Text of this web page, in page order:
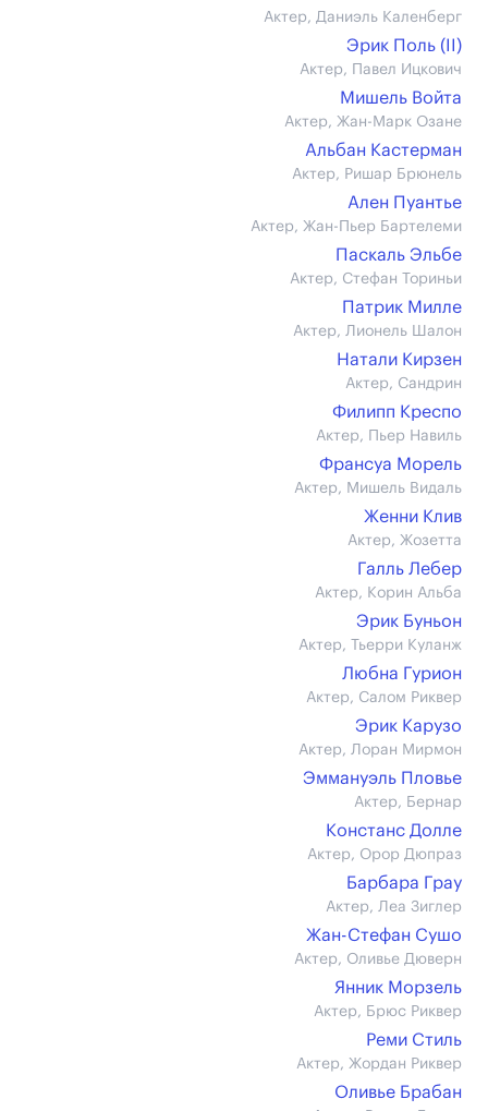
Актер, Даниэль Каленберг
Эрик Поль (II)
Актер, Павел Ицкович
Мишель Войта
Актер, Жан-Марк Озане
Альбан Кастерман
Актер, Ришар Брюнель
Ален Пуантье
Актер, Жан-Пьер Бартелеми
Паскаль Эльбе
Актер, Стефан Ториньи
Патрик Милле
Актер, Лионель Шалон
Натали Кирзен
Актер, Сандрин
Филипп Креспо
Актер, Пьер Навиль
Франсуа Морель
Актер, Мишель Видаль
Женни Клив
Актер, Жозетта
Галль Лебер
Актер, Корин Альба
Эрик Буньон
Актер, Тьерри Куланж
Любна Гурион
Актер, Салом Риквер
Эрик Карузо
Актер, Лоран Мирмон
Эммануэль Пловье
Актер, Бернар
Констанс Долле
Актер, Орор Дюпраз
Барбара Грау
Актер, Леа Зиглер
Жан-Стефан Сушо
Актер, Оливье Дюверн
Янник Морзель
Актер, Брюс Риквер
Реми Стиль
Актер, Жордан Риквер
Оливье Брабан